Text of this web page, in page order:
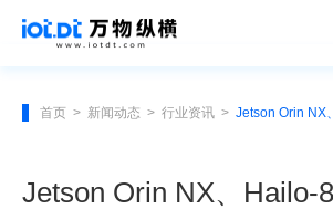
首页 > 新闻动态 > 行业资讯 >
Jetson Orin NX、Hailo-8